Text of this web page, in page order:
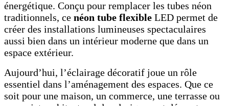
énergétique. Conçu pour remplacer les tubes néon
traditionnels, ce néon tube flexible LED permet de
créer des installations lumineuses spectaculaires
aussi bien dans un intérieur moderne que dans un
espace extérieur.
Aujourd’hui, l’éclairage décoratif joue un rôle
essentiel dans l’aménagement des espaces. Que ce
soit pour une maison, un commerce, une terrasse ou